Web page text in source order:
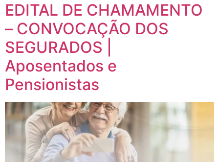
EDITAL DE CHAMAMENTO
– CONVOCAÇÃO DOS
SEGURADOS |
Aposentados e
Pensionistas